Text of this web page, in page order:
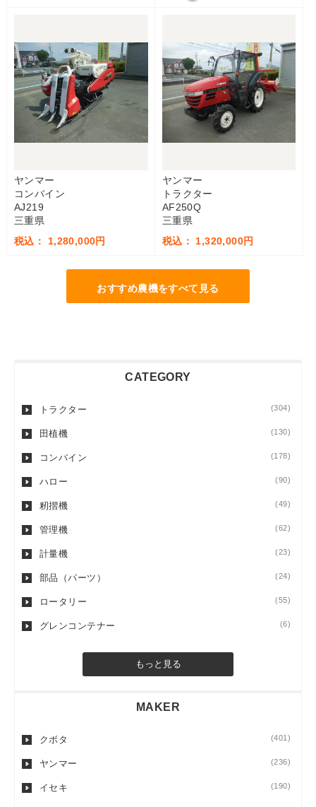
ヤンマー
コンバイン
AJ219
三重県
税込： 1,280,000円
ヤンマー
トラクター
AF250Q
三重県
税込： 1,320,000円
おすすめ農機をすべて見る
CATEGORY
トラクター (304)
田植機 (130)
コンバイン (178)
ハロー (90)
籾摺機 (49)
管理機 (62)
計量機 (23)
部品（パーツ） (24)
ロータリー (55)
グレンコンテナー (6)
もっと見る
MAKER
クボタ (401)
ヤンマー (236)
イセキ (190)